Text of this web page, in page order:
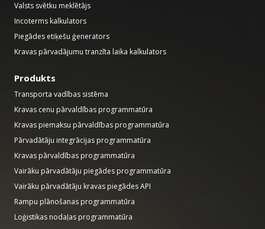
Valsts svētku meklētājs
Incoterms kalkulators
Piegādes etiķešu ģenerators
Kravas pārvadājumu tranzīta laika kalkulators
Produkts
Transporta vadības sistēma
Kravas cenu pārvaldības programmatūra
Kravas piemaksu pārvaldības programmatūra
Pārvadātāju integrācijas programmatūra
Kravas pārvaldības programmatūra
Vairāku pārvadātāju piegādes programmatūra
Vairāku pārvadātāju kravas piegādes API
Rampu plānošanas programmatūra
Loģistikas nodaļas programmatūra